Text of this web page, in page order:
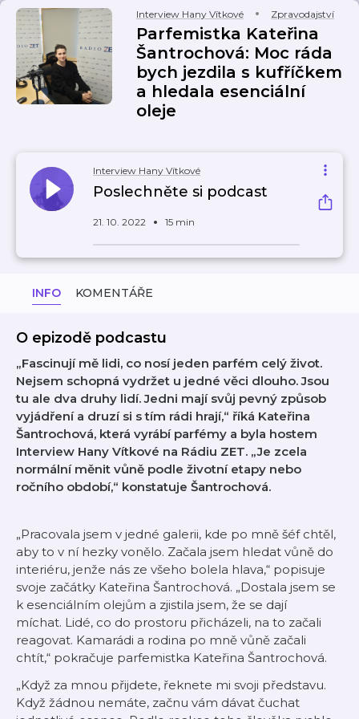
Interview Hany Vítkové Zpravodajství
Parfemistka Kateřina
Šantrochová: Moc ráda
bych jezdila s kufříčkem
a hledala esenciální
oleje
Interview Hany Vítkové
Poslechněte si podcast
21. 10. 2022 15 min
INFO KOMENTÁŘE
O epizodě podcastu
„Fascinují mě lidi, co nosí jeden parfém celý život.
Nejsem schopná vydržet u jedné věci dlouho. Jsou
tu ale dva druhy lidí. Jedni mají svůj pevný způsob
vyjádření a druzí si s tím rádi hrají,“ říká Kateřina
Šantrochová, která vyrábí parfémy a byla hostem
Interview Hany Vítkové na Rádiu ZET. „Je zcela
normální měnit vůně podle životní etapy nebo
ročního období,“ konstatuje Šantrochová.
„Pracovala jsem v jedné galerii, kde po mně šéf chtěl,
aby to v ní hezky vonělo. Začala jsem hledat vůně do
interiéru, jenže nás ze všeho bolela hlava,“ popisuje
svoje začátky Kateřina Šantrochová. „Dostala jsem se
k esenciálním olejům a zjistila jsem, že se dají
míchat. Lidé, co do prostoru přicházeli, na to začali
reagovat. Kamarádi a rodina po mně vůně začali
chtít,“ pokračuje parfemistka Kateřina Šantrochová.
„Když za mnou přijdete, řeknete mi svoji představu.
Když žádnou nemáte, začnu vám dávat čuchat